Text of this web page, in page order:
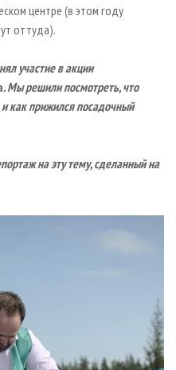
центре (в этом году
оттуда).
участие в акции
. Мы решили посмотреть, что
и как прижился посадочный
на эту тему, сделанный на